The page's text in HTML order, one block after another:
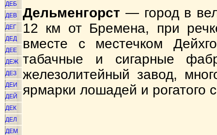
ДЕБ
ДЕВ
ДЕГ
ДЕД
ДЕЕ
ДЕЖ
ДЕЗ
ДЕИ
ДЕЙ
ДЕК
ДЕЛ
ДЕМ
Дельменгорст — город в
12 км от Бремена, при
вместе с местечком
табачные и сигарные
железолитейный завод,
ярмарки лошадей и рогатого